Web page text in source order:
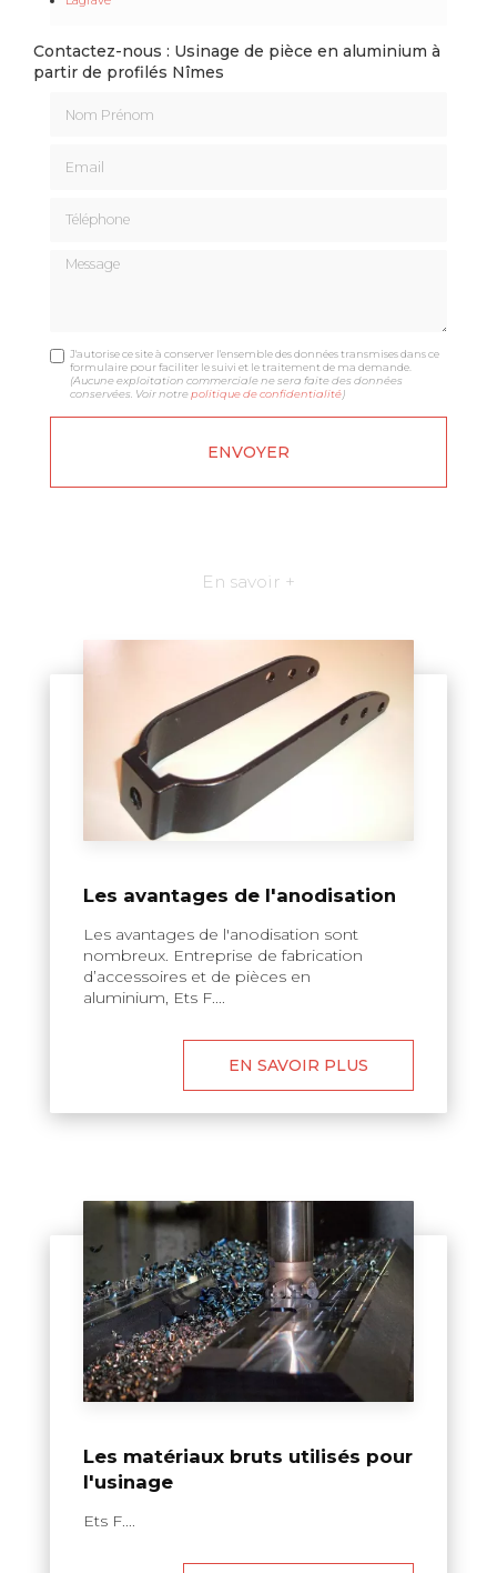
Contactez-nous : Usinage de pièce en aluminium à
partir de profilés Nîmes
Message
J'autorise ce site à conserver l'ensemble des données transmises dans ce
formulaire pour faciliter le suivi et le traitement de ma demande.
(Aucune exploitation commerciale ne sera faite des données
conservées. Voir notrepolitique de confidentialité)
En savoir +
Les avantages de l'anodisation
Les avantages de l'anodisation sont
nombreux. Entreprise de fabrication
d’accessoires et de pièces en
aluminium, Ets F....
EN SAVOIR PLUS
Les matériaux bruts utilisés pour
l'usinage
Ets F....